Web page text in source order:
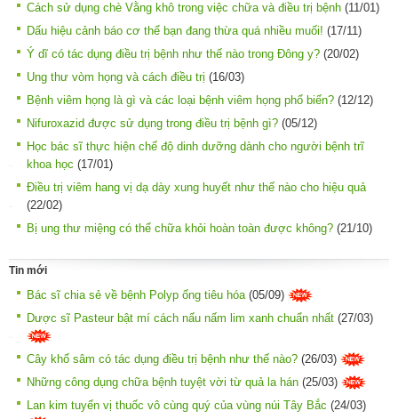
Cách sử dụng chè Vằng khô trong việc chữa và điều trị bệnh (11/01)
Dấu hiệu cảnh báo cơ thể bạn đang thừa quá nhiều muối! (17/11)
Ý dĩ có tác dụng điều trị bệnh như thế nào trong Đông y? (20/02)
Ung thư vòm họng và cách điều trị (16/03)
Bệnh viêm họng là gì và các loại bệnh viêm họng phổ biến? (12/12)
Nifuroxazid được sử dụng trong điều trị bệnh gì? (05/12)
Học bác sĩ thực hiện chế độ dinh dưỡng dành cho người bệnh trĩ
khoa học (17/01)
Điều trị viêm hang vị dạ dày xung huyết như thế nào cho hiệu quả
(22/02)
Bị ung thư miệng có thể chữa khỏi hoàn toàn được không? (21/10)
Tin mới
Bác sĩ chia sẻ về bệnh Polyp ống tiêu hóa (05/09)
Dược sĩ Pasteur bật mí cách nấu nấm lim xanh chuẩn nhất (27/03)
Cây khổ sâm có tác dụng điều trị bệnh như thế nào? (26/03)
Những công dụng chữa bệnh tuyệt vời từ quả la hán (25/03)
Lan kim tuyến vị thuốc vô cùng quý của vùng núi Tây Bắc (24/03)